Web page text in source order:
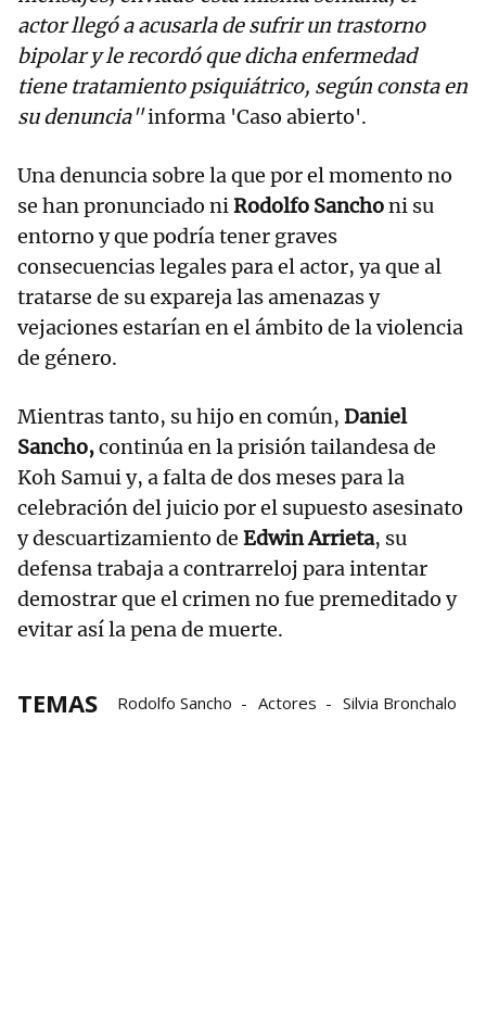
actor llegó a acusarla de sufrir un trastorno
bipolar y le recordó que dicha enfermedad
tiene tratamiento psiquiátrico, según consta en
su denuncia"informa 'Caso abierto'.
Una denuncia sobre la que por el momento no
se han pronunciado niRodolfo Sanchoni su
entorno y que podría tener graves
consecuencias legales para el actor, ya que al
tratarse de su expareja las amenazas y
vejaciones estarían en el ámbito de la violencia
de género.
Mientras tanto, su hijo en común, Daniel
Sancho,continúa en la prisión tailandesa de
Koh Samui y, a falta de dos meses para la
celebración del juicio por el supuesto asesinato
y descuartizamiento de Edwin Arrieta, su
defensa trabaja a contrarreloj para intentar
demostrar que el crimen no fue premeditado y
evitar así la pena de muerte.
TEMAS Rodolfo Sancho Actores Silvia Bronchalo